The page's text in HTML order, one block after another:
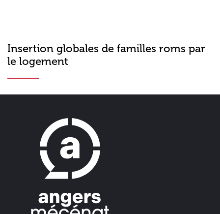
Insertion globales de familles roms par
le logement